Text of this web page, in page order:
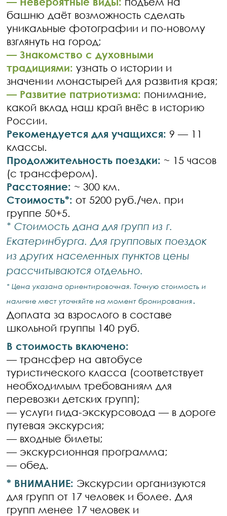
башню даёт возможность сделать
уникальные фотографии и по-новому
взглянуть на город;
—Знакомство с духовными
традициями:узнать о истории и
значении монастырей для развития края;
— Развитие патриотизма: понимание,
какой вклад наш край внёс в историю
России.
Рекомендуется для учащихся: 9 — 11
классы.
Продолжительность поездки: ~ 15 часов
(с трансфером).
Расстояние: ~ 300 км.
Стоимость*: от 5200 руб./чел. при
группе 50+5.
* Стоимость дана для групп из г.
Екатеринбурга. Для групповых поездок
из других населенных пунктов цены
рассчитываются отдельно.
* Цена указана ориентировочная. Точную стоимость и
наличие мест уточняйте на момент бронирования.
Доплата за взрослого в составе
школьной группы 140 руб.
В стоимость включено:
— трансфер на автобусе
туристического класса (соответствует
необходимым требованиям для
перевозки детских групп);
— услуги гида-экскурсовода — в дороге
путевая экскурсия;
— входные билеты;
— экскурсионная программа;
— обед.
* ВНИМАНИЕ: Экскурсии организуются
для групп от 17 человек и более. Для
групп менее 17 человек и